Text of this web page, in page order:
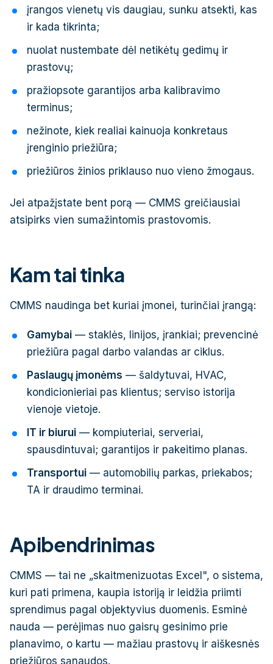
įrangos vienetų vis daugiau, sunku atsekti, kas
ir kada tikrinta;
nuolat nustembate dėl netikėtų gedimų ir
prastovų;
pražiopsote garantijos arba kalibravimo
terminus;
nežinote, kiek realiai kainuoja konkretaus
įrenginio priežiūra;
priežiūros žinios priklauso nuo vieno žmogaus.
Jei atpažįstate bent porą — CMMS greičiausiai
atsipirks vien sumažintomis prastovomis.
Kam tai tinka
CMMS naudinga bet kuriai įmonei, turinčiai įrangą:
Gamybai — staklės, linijos, įrankiai; prevencinė
priežiūra pagal darbo valandas ar ciklus.
Paslaugų įmonėms — šaldytuvai, HVAC,
kondicionieriai pas klientus; serviso istorija
vienoje vietoje.
IT ir biurui — kompiuteriai, serveriai,
spausdintuvai; garantijos ir pakeitimo planas.
Transportui — automobilių parkas, priekabos;
TA ir draudimo terminai.
Apibendrinimas
CMMS — tai ne „skaitmenizuotas Excel", o sistema,
kuri pati primena, kaupia istoriją ir leidžia priimti
sprendimus pagal objektyvius duomenis. Esminė
nauda — perėjimas nuo gaisrų gesinimo prie
planavimo, o kartu — mažiau prastovų ir aiškesnės
priežiūros sąnaudos.